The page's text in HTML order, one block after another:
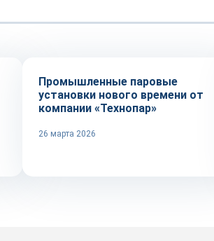
Промышленные паровые
установки нового времени от
компании «Технопар»
26 марта 2026